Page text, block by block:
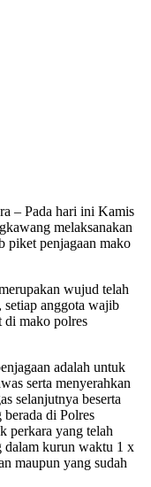
– Pada hari ini Kamis
melaksanakan
piket penjagaan mako
wujud telah
setiap anggota wajib
di mako polres
adalah untuk
serta menyerahkan
selanjutnya beserta
berada di Polres
perkara yang telah
dalam kurun waktu 1 x
maupun yang sudah